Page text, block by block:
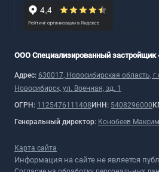
ООО Специализированный застройщик
Адрес: 630017, Новосибирская область,
Новосибирск, ул. Военная, зд. 1
ОГРН: 1125476111408 ИНН: 5408296000
Генеральный директор: Конобеев
Карта сайта
Информация на сайте не является